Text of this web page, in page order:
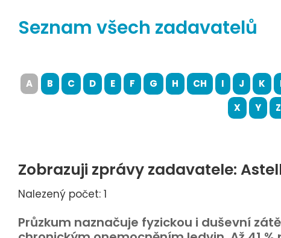
Seznam všech zadavatelů
A B C D E F G H CH I J K
X
Y Z
Zobrazuji zprávy zadavatele:
Nalezený počet: 1
Průzkum naznačuje fyzickou i duševní